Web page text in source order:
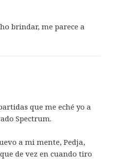
brindar, me parece a
que me eché yo a
Spectrum.
a mi mente, Pedja,
de vez en cuando tiro